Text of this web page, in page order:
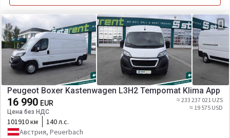
Peugeot Boxer Kastenwagen L3H2 Tempomat Klima App
16 990 EUR
Цена без НДС
≈ 233 237 021 UZS
≈ 19 575 USD
101910 км
140 л.с.
Австрия, Peuerbach